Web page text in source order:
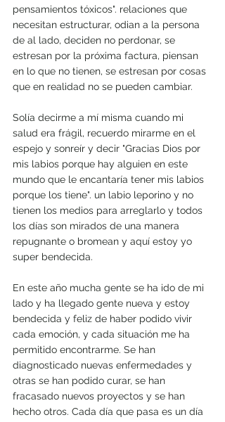
pensamientos tóxicos". relaciones que
necesitan estructurar, odian a la persona
de al lado, deciden no perdonar, se
estresan por la próxima factura, piensan
en lo que no tienen, se estresan por cosas
que en realidad no se pueden cambiar.
Solía decirme a mí misma cuando mi
salud era frágil, recuerdo mirarme en el
espejo y sonreír y decir "Gracias Dios por
mis labios porque hay alguien en este
mundo que le encantaría tener mis labios
porque los tiene". un labio leporino y no
tienen los medios para arreglarlo y todos
los días son mirados de una manera
repugnante o bromean y aquí estoy yo
super bendecida.
En este año mucha gente se ha ido de mi
lado y ha llegado gente nueva y estoy
bendecida y feliz de haber podido vivir
cada emoción, y cada situación me ha
permitido encontrarme. Se han
diagnosticado nuevas enfermedades y
otras se han podido curar, se han
fracasado nuevos proyectos y se han
hecho otros. Cada día que pasa es un día